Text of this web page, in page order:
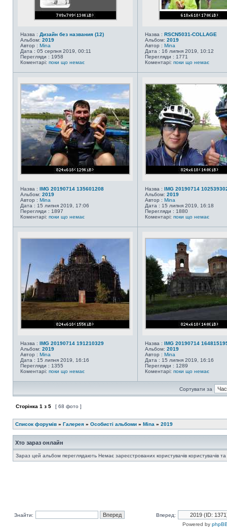
Назва : Дизайн без названия (12)
Альбом: 2019
Автор : Mina
Дата : 05 серпня 2019, 00:11
Перегляди : 1958
Коментарі: поки що немає
Назва : RSCN5031-COLLAGE
Альбом: 2019
Автор : Mina
Дата : 16 липня 2019, 10:12
Перегляди : 1771
Коментарі: поки що немає
Назва : IMG 20190714 135601208
Альбом: 2019
Автор : Mina
Дата : 15 липня 2019, 17:06
Перегляди : 1897
Коментарі: поки що немає
Назва : IMG 20190714
Альбом: 2019
Автор : Mina
Дата : 15 липня 2019, 16:18
Перегляди : 1880
Коментарі: поки що немає
Назва : IMG 20190714 191210329
Альбом: 2019
Автор : Mina
Дата : 15 липня 2019, 16:16
Перегляди : 1355
Коментарі: поки що немає
Назва : IMG 20190714
Альбом: 2019
Автор : Mina
Дата : 15 липня 2019, 16:16
Перегляди : 1289
Коментарі: поки що немає
Сортувати за
Сторінка 1 з 5 [ 68 фото ]
Список форумів » Галерея » Особисті альбоми » Mina » 2019
Хто зараз онлайн
Зараз цей альбом переглядають Немає зареєстрованих користувачів користувачів та
Знайти:
Вперед:
Powered by